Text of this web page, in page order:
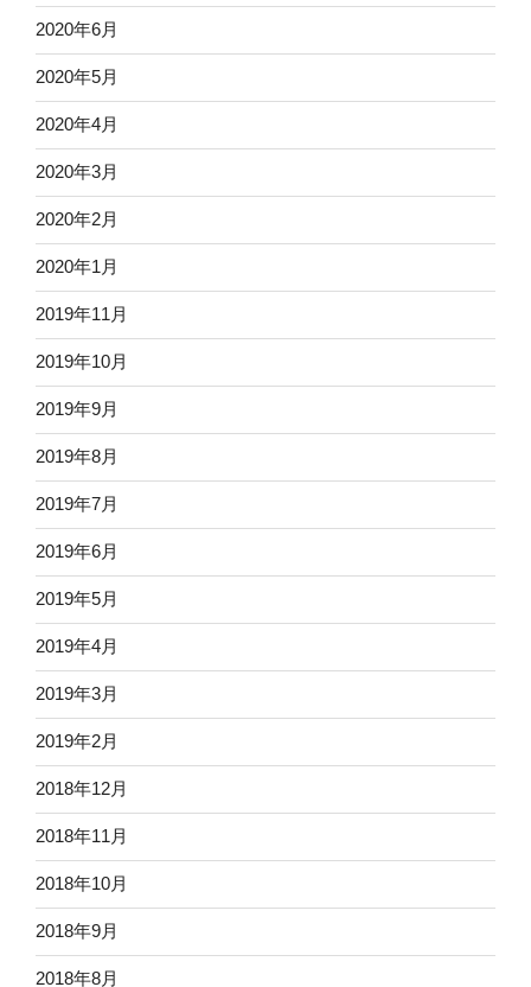
2020年6月
2020年5月
2020年4月
2020年3月
2020年2月
2020年1月
2019年11月
2019年10月
2019年9月
2019年8月
2019年7月
2019年6月
2019年5月
2019年4月
2019年3月
2019年2月
2018年12月
2018年11月
2018年10月
2018年9月
2018年8月